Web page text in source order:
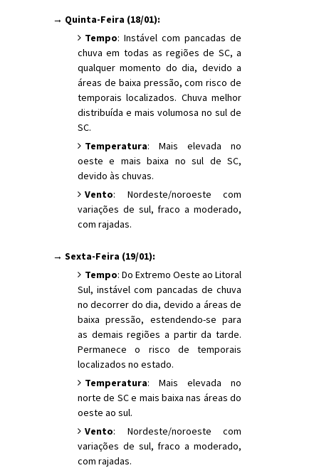
→ Quinta-Feira (18/01):
Tempo: Instável com pancadas de
chuva em todas as regiões de SC, a
qualquer momento do dia, devido a
áreas de baixa pressão, com risco de
temporais localizados. Chuva melhor
distribuída e mais volumosa no sul de
SC.
Temperatura: Mais elevada no
oeste e mais baixa no sul de SC,
devido às chuvas.
Vento: Nordeste/noroeste com
variações de sul, fraco a moderado,
com rajadas.
→ Sexta-Feira (19/01):
Tempo: Do Extremo Oeste ao Litoral
Sul, instável com pancadas de chuva
no decorrer do dia, devido a áreas de
baixa pressão, estendendo-se para
as demais regiões a partir da tarde.
Permanece o risco de temporais
localizados no estado.
Temperatura: Mais elevada no
norte de SC e mais baixa nas áreas do
oeste ao sul.
Vento: Nordeste/noroeste com
variações de sul, fraco a moderado,
com rajadas.